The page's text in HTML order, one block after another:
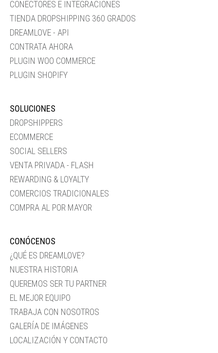
CONECTORES E INTEGRACIONES
TIENDA DROPSHIPPING 360 GRADOS
DREAMLOVE - API
CONTRATA AHORA
PLUGIN WOO COMMERCE
PLUGIN SHOPIFY
SOLUCIONES
DROPSHIPPERS
ECOMMERCE
SOCIAL SELLERS
VENTA PRIVADA - FLASH
REWARDING & LOYALTY
COMERCIOS TRADICIONALES
COMPRA AL POR MAYOR
CONÓCENOS
¿QUÉ ES DREAMLOVE?
NUESTRA HISTORIA
QUEREMOS SER TU PARTNER
EL MEJOR EQUIPO
TRABAJA CON NOSOTROS
GALERÍA DE IMÁGENES
LOCALIZACIÓN Y CONTACTO